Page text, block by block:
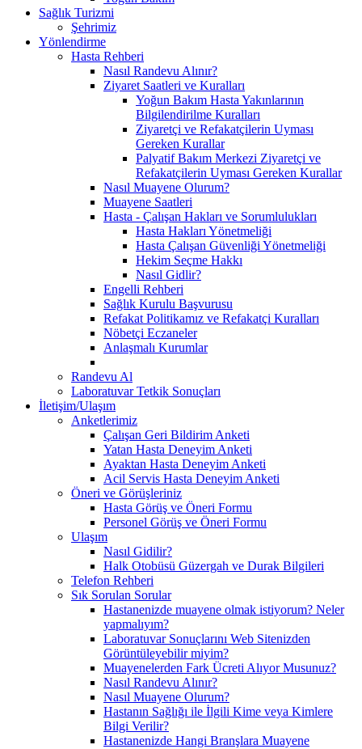
Sağlık Turizmi
Şehrimiz
Yönlendirme
Hasta Rehberi
Nasıl Randevu Alınır?
Ziyaret Saatleri ve Kuralları
Yoğun Bakım Hasta Yakınlarının
Bilgilendirilme Kuralları
Ziyaretçi ve Refakatçilerin Uyması
Gereken Kurallar
Palyatif Bakım Merkezi Ziyaretçi ve
Refakatçilerin Uyması Gereken Kurallar
Nasıl Muayene Olurum?
Muayene Saatleri
Hasta - Çalışan Hakları ve Sorumlulukları
Hasta Hakları Yönetmeliği
Hasta Çalışan Güvenliği Yönetmeliği
Hekim Seçme Hakkı
Nasıl Gidlir?
Engelli Rehberi
Sağlık Kurulu Başvurusu
Refakat Politikamız ve Refakatçi Kuralları
Nöbetçi Eczaneler
Anlaşmalı Kurumlar
Randevu Al
Laboratuvar Tetkik Sonuçları
İletişim/Ulaşım
Anketlerimiz
Çalışan Geri Bildirim Anketi
Yatan Hasta Deneyim Anketi
Ayaktan Hasta Deneyim Anketi
Acil Servis Hasta Deneyim Anketi
Öneri ve Görüşleriniz
Hasta Görüş ve Öneri Formu
Personel Görüş ve Öneri Formu
Ulaşım
Nasıl Gidilir?
Halk Otobüsü Güzergah ve Durak Bilgileri
Telefon Rehberi
Sık Sorulan Sorular
Hastanenizde muayene olmak istiyorum? Neler
yapmalıyım?
Laboratuvar Sonuçlarını Web Sitenizden
Görüntüleyebilir miyim?
Muayenelerden Fark Ücreti Alıyor Musunuz?
Nasıl Randevu Alınır?
Nasıl Muayene Olurum?
Hastanın Sağlığı ile İlgili Kime veya Kimlere
Bilgi Verilir?
Hastanenizde Hangi Branşlara Muayene